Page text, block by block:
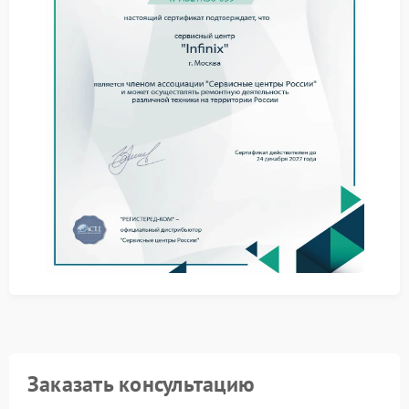
накопителя из строя
по определенным симптомам, игнорировать
которые не стоит.
Вот перечень тревожных сигналов, требующих
немедленного обращения к специалисту:
Зависание системы при копировании файлов
Появление bad-блоков, которые проверяются
утилитами вроде Victoria.
Нехарактерный шум — дребезг, цоканье или
свист, доносящийся из корпуса.
При появлении хотя бы одного из этих симптомов
эксплуатировать ноут дальше рискованно. Любое
Заказать консультацию